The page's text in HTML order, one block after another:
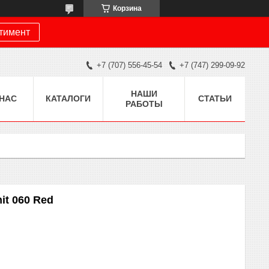
Корзина
+7 (707) 556-45-54 +7 (747) 299-09-92
КАТАЛОГИ
НАШИ
РАБОТЫ
СТАТЬИ
060 Red